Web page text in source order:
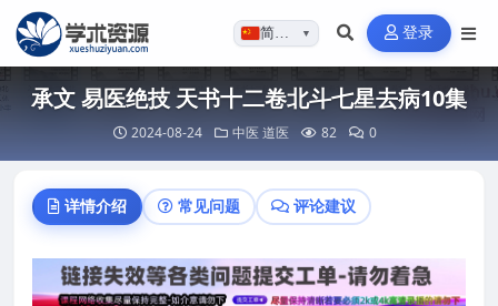
简体…▼ 登录
承文 易医绝技 天书十二卷北斗七星去病10集
2024-08-24 中医 道医 82 0
详情介绍 常见问题 评论建议